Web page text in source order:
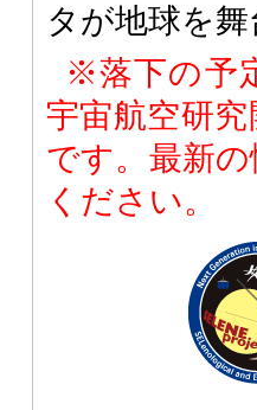
タが地球を舞
※落下の予
宇宙航空研
です。最新
ください。